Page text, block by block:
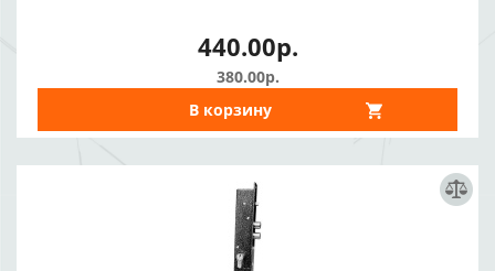
440.00р.
380.00р.
В корзину